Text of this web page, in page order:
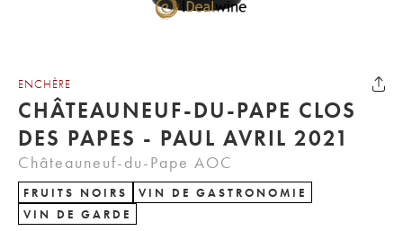
ENCHÈRE
CHÂTEAUNEUF-DU-PAPE CLOS
DES PAPES - PAUL AVRIL 2021
Châteauneuf-du-Pape AOC
FRUITS NOIRS
VIN DE GASTRONOMIE
VIN DE GARDE